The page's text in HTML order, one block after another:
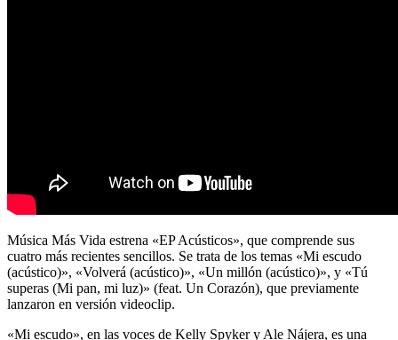
Música Más Vida estrena «EP Acústicos», que comprende sus
cuatro más recientes sencillos. Se trata de los temas «Mi escudo
(acústico)», «Volverá (acústico)», «Un millón (acústico)», y «Tú
superas (Mi pan, mi luz)» (feat. Un Corazón), que previamente
lanzaron en versión videoclip.
«Mi escudo», en las voces de Kelly Spyker y Ale Nájera, es una